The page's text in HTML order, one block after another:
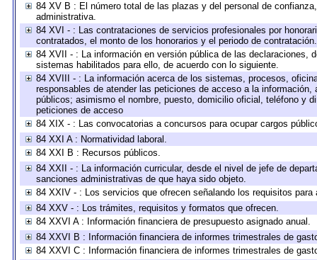
84 XV B : El número total de las plazas y del personal de
administrativa.
84 XVI - : Las contrataciones de servicios profesionales por
contratados, el monto de los honorarios y el periodo de contratación.
84 XVII - : La información en versión pública de las
sistemas habilitados para ello, de acuerdo con lo siguiente.
84 XVIII - : La información acerca de los sistemas, procesos,
responsables de atender las peticiones de acceso a la
públicos; asimismo el nombre, puesto, domicilio oficial, teléfono y
peticiones de acceso
84 XIX - : Las convocatorias a concursos para ocupar cargos
84 XXI A : Normatividad laboral.
84 XXI B : Recursos públicos.
84 XXII - : La información curricular, desde el nivel de jefe de
sanciones administrativas de que haya sido objeto.
84 XXIV - : Los servicios que ofrecen señalando los requisitos para
84 XXV - : Los trámites, requisitos y formatos que ofrecen.
84 XXVI A : Información financiera de presupuesto asignado anual.
84 XXVI B : Información financiera de informes trimestrales de
84 XXVI C : Información financiera de informes trimestrales de